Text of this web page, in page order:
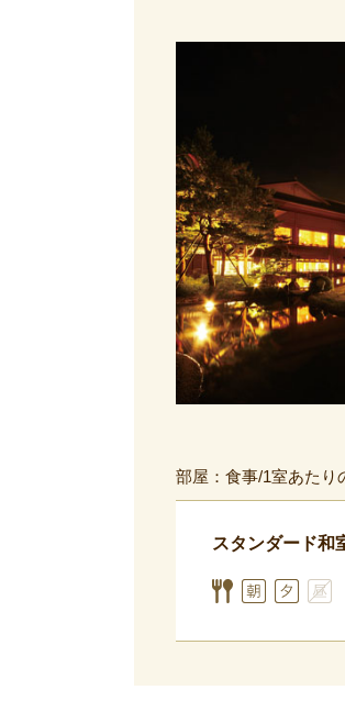
部屋：食事/1室あたり
スタンダード和